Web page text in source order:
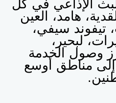
الإذاعي في كل
هامد، العين
تيفوند سيفي،
لبحير،
وصول الخدمة
إلى مناطق أوسع